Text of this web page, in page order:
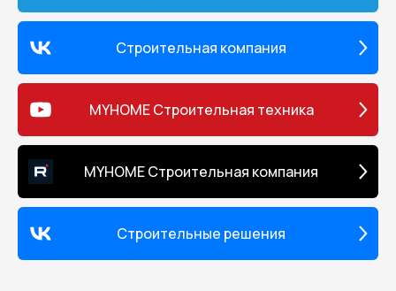
Строительная компания
MYHOME Строительная техника
MYHOME Строительная компания
Строительные решения